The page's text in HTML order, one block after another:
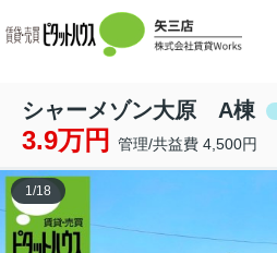
シャーメゾン大原 A棟
3.9万円 管理/共益費 4,500円
1/18